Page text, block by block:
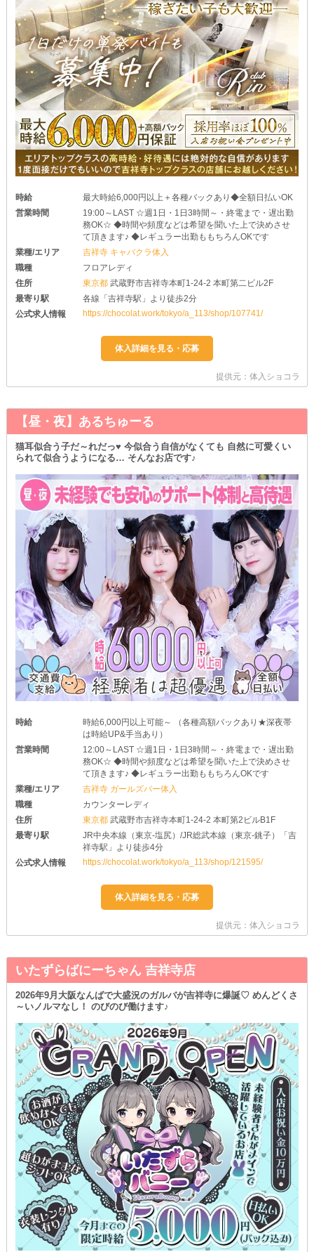
時給
最大時給6,000円以上＋各種バックあり◆全額日払いOK
営業時間
19:00～LAST ☆週1日・1日3時間～・終電まで・遅出勤
務OK☆ ◆時間や頻度などは希望を聞いた上で決めさせ
て頂きます♪ ◆レギュラー出勤ももちろんOKです
業種/エリア
吉祥寺 キャバクラ体入
職種
フロアレディ
住所
東京都武蔵野市吉祥寺本町1-24-2 本町第二ビル2F
最寄り駅
各線「吉祥寺駅」より徒歩2分
公式求人情報
https://chocolat.work/tokyo/a_113/shop/107741/
提供元：体入ショコラ
【昼・夜】あるちゅーる
猫耳似合う子だ～れだっ♥ 今似合う自信がなくても 自然に可愛くい
られて似合うようになる… そんなお店です♪
時給
時給6,000円以上可能～ （各種高額バックあり★深夜帯
は時給UP&手当あり）
営業時間
12:00～LAST ☆週1日・1日3時間～・終電まで・遅出勤
務OK☆ ◆時間や頻度などは希望を聞いた上で決めさせ
て頂きます♪ ◆レギュラー出勤ももちろんOKです
業種/エリア
吉祥寺 ガールズバー体入
職種
カウンターレディ
住所
東京都武蔵野市吉祥寺本町1-24-2 本町第2ビルB1F
最寄り駅
JR中央本線（東京-塩尻）/JR総武本線（東京-銚子）「吉
祥寺駅」より徒歩4分
公式求人情報
https://chocolat.work/tokyo/a_113/shop/121595/
提供元：体入ショコラ
いたずらばにーちゃん 吉祥寺店
2026年9月大阪なんばで大盛況のガルバが吉祥寺に爆誕♡ めんどくさ
～いノルマなし！ のびのび働けます♪